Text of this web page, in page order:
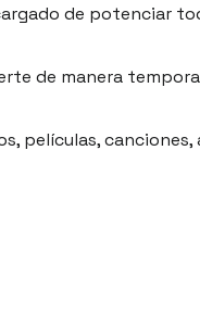
de potenciar
de manera
películas,